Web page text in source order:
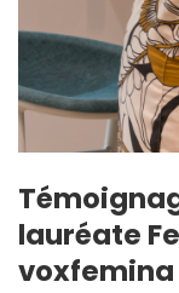
lauréate
voxfemina